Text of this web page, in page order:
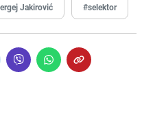
Jakirović #selektor